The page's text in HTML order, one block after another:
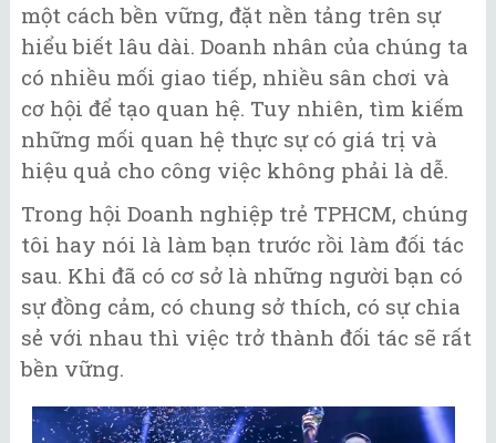
một cách bền vững, đặt nền tảng trên sự
hiểu biết lâu dài. Doanh nhân của chúng ta
có nhiều mối giao tiếp, nhiều sân chơi và
cơ hội để tạo quan hệ. Tuy nhiên, tìm kiếm
những mối quan hệ thực sự có giá trị và
hiệu quả cho công việc không phải là dễ.
Trong hội Doanh nghiệp trẻ TPHCM, chúng
tôi hay nói là làm bạn trước rồi làm đối tác
sau. Khi đã có cơ sở là những người bạn có
sự đồng cảm, có chung sở thích, có sự chia
sẻ với nhau thì việc trở thành đối tác sẽ rất
bền vững.